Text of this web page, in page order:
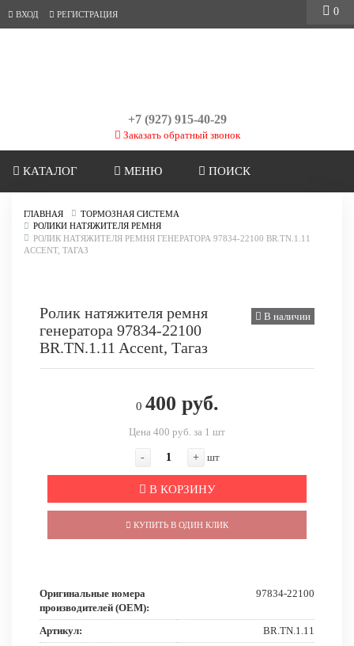
ВХОД РЕГИСТРАЦИЯ
+7 (927) 915-40-29
Заказать обратный звонок
КАТАЛОГ МЕНЮ ПОИСК
ГЛАВНАЯ
ТОРМОЗНАЯ СИСТЕМА
РОЛИКИ НАТЯЖИТЕЛЯ РЕМНЯ
РОЛИК НАТЯЖИТЕЛЯ РЕМНЯ ГЕНЕРАТОРА 97834-22100 BR.TN.1.11
ACCENT, ТАГАЗ
В наличии
Ролик натяжителя ремня
генератора 97834-22100
BR.TN.1.11 Accent, Тагаз
0 400 руб.
Цена 400 руб. за 1 шт
- + шт
В КОРЗИНУ
КУПИТЬ В ОДИН КЛИК
Оригинальные номера
производителей (OEM):
97834-22100
Артикул:
BR.TN.1.11
0